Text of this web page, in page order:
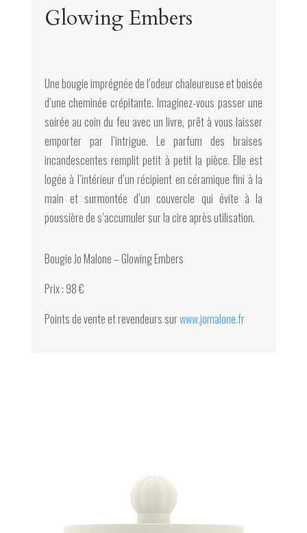
Glowing Embers
Une bougie imprégnée de l’odeur chaleureuse et boisée
d’une cheminée crépitante. Imaginez-vous passer une
soirée au coin du feu avec un livre, prêt à vous laisser
emporter par l’intrigue. Le parfum des braises
incandescentes remplit petit à petit la pièce. Elle est
logée à l’intérieur d’un récipient en céramique fini à la
main et surmontée d’un couvercle qui évite à la
poussière de s’accumuler sur la cire après utilisation.
Bougie Jo Malone – Glowing Embers
Prix : 98 €
Points de vente et revendeurs surwww.jomalone.fr